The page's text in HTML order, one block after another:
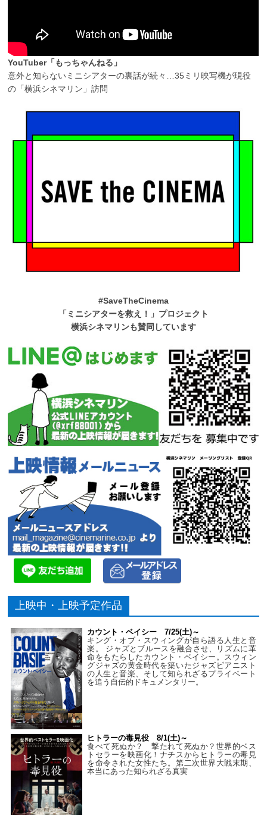
YouTuber「もっちゃんねる」
意外と知らないミニシアターの裏話が続々…35ミリ映写機が現役
の「横浜シネマリン」訪問
#SaveTheCinema
「ミニシアターを救え！」プロジェクト
横浜シネマリンも賛同しています
上映中・上映予定作品
カウント・ベイシー 7/25(土)～
キング・オブ・スウィングが自ら語る人生と音
楽。 ジャズとブルースを融合させ、リズムに革
命をもたらしたカウント・ベイシー。スウィン
グジャズの黄金時代を築いたジャズピアニスト
の人生と音楽、そして知られざるプライベート
を追う自伝的ドキュメンタリー。
ヒトラーの毒見役 8/1(土)～
食べて死ぬか？ 撃たれて死ぬか？世界的ベス
トセラーを映画化！ナチスからヒトラーの毒見
を命令された女性たち。第二次世界大戦末期、
本当にあった知られざる真実